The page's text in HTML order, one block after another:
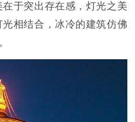
于突出存在感，灯光之美
相结合，冰冷的建筑仿佛